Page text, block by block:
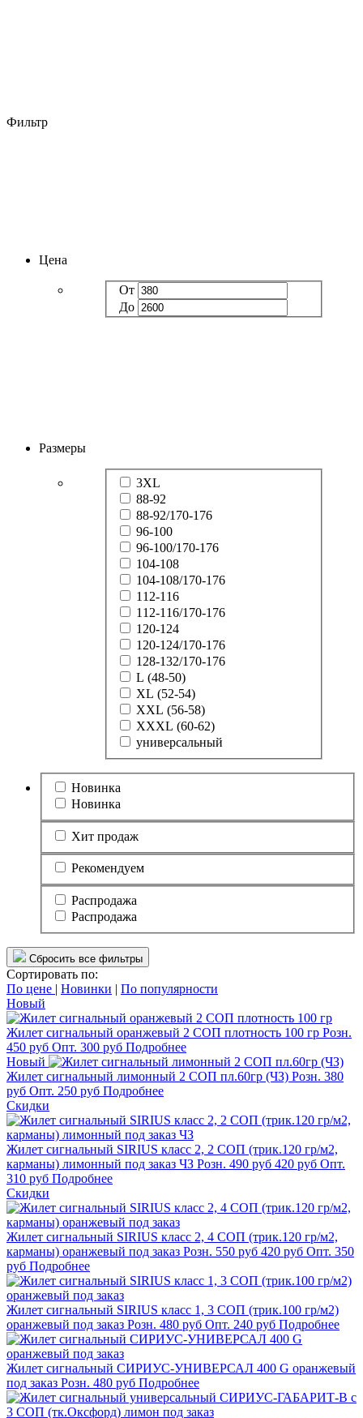
Фильтр
Цена
От
До
Размеры
3XL
88-92
88-92/170-176
96-100
96-100/170-176
104-108
104-108/170-176
112-116
112-116/170-176
120-124
120-124/170-176
128-132/170-176
L (48-50)
XL (52-54)
XXL (56-58)
XXXL (60-62)
универсальный
Новинка
Новинка
Хит продаж
Рекомендуем
Распродажа
Распродажа
Сбросить все фильтры
Сортировать по:
По цене | Новинки | По популярности
Новый
Жилет сигнальный оранжевый 2 СОП плотность 100 гр Розн.
450 руб Опт. 300 руб Подробнее
Новый
Жилет сигнальный лимонный 2 СОП пл.60гр (ЧЗ) Розн. 380
руб Опт. 250 руб Подробнее
Скидки
Жилет сигнальный SIRIUS класс 2, 2 СОП (трик.120 гр/м2,
карманы) лимонный под заказ ЧЗ Розн. 490 руб 420 руб Опт.
310 руб Подробнее
Скидки
Жилет сигнальный SIRIUS класс 2, 4 СОП (трик.120 гр/м2,
карманы) оранжевый под заказ Розн. 550 руб 420 руб Опт. 350
руб Подробнее
Жилет сигнальный SIRIUS класс 1, 3 СОП (трик.100 гр/м2)
оранжевый под заказ Розн. 480 руб Опт. 240 руб Подробнее
Жилет сигнальный СИРИУС-УНИВЕРСАЛ 400 G оранжевый
под заказ Розн. 480 руб Подробнее